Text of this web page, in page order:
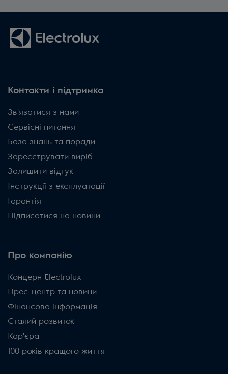
Контакти і підтримка
Зв'язатися з нами
Сервісні питання
База знань та поради
Зареєструвати виріб
Залишити відгук
Інструкції з експлуатації
Гарантія
Підписатися на новини
Про компанію
Концерн Electrolux
Прес-центр та новини
Фінансова інформація
Сталий розвиток
Кар'єра
100 років кращого життя